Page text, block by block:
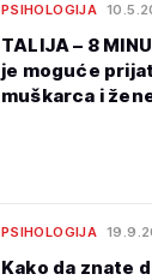
PSIHOLOGIJA
TALIJA – 8
je moguće
muškarca i
PSIHOLOGIJA
Kako da znate